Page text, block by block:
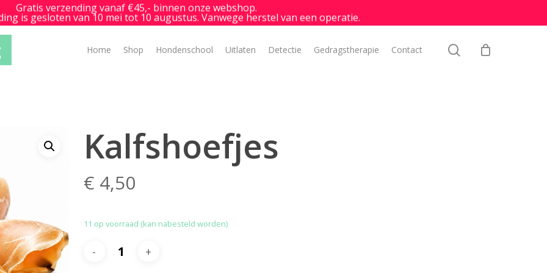
Gratis verzending vanaf €45,- binnen onze webshop.
is gesloten van 10 mei tot 10 augustus. Vanwege herstel van een operatie.
Home Shop Hondenschool Uitlaten Detectie Gedragstherapie Contact search
Kalfshoefjes
€ 4,50
11 op voorraad (kan nabesteld worden)